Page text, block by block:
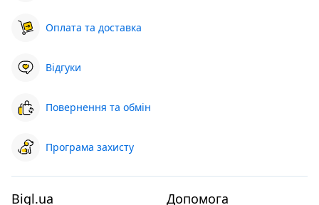
Оплата та доставка
Відгуки
Повернення та обмін
Програма захисту
Bigl.ua Допомога